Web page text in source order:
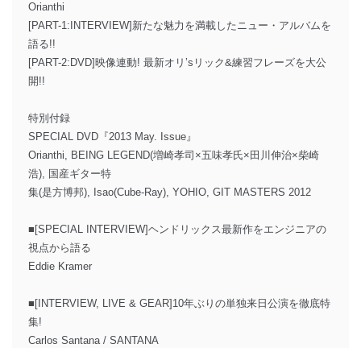
Orianthi
[PART-1:INTERVIEW]新たな魅力を満載したニュー・アルバムを
語る!!
[PART-2:DVD]映像連動! 最新オリ’sリック&練習フレーズを大公
開!!
特別付録
SPECIAL DVD『2013 May. Issue』
Orianthi, BEING LEGEND(増崎孝司×五味孝氏×田川伸治×柴崎
浩), 国産ギター特
集(是方博邦), Isao(Cube-Ray), YOHIO, GIT MASTERS 2012
■[SPECIAL INTERVIEW]ヘンドリックス最新作をエンジニアの
視点から語る
Eddie Kramer
■[INTERVIEW, LIVE & GEAR]10年ぶりの単独来日公演を徹底特
集!
Carlos Santana / SANTANA